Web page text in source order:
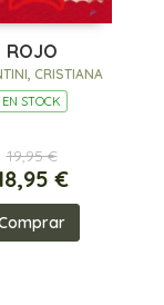
ROJO
CRISTIANA
EN STOCK
19,95 €
€